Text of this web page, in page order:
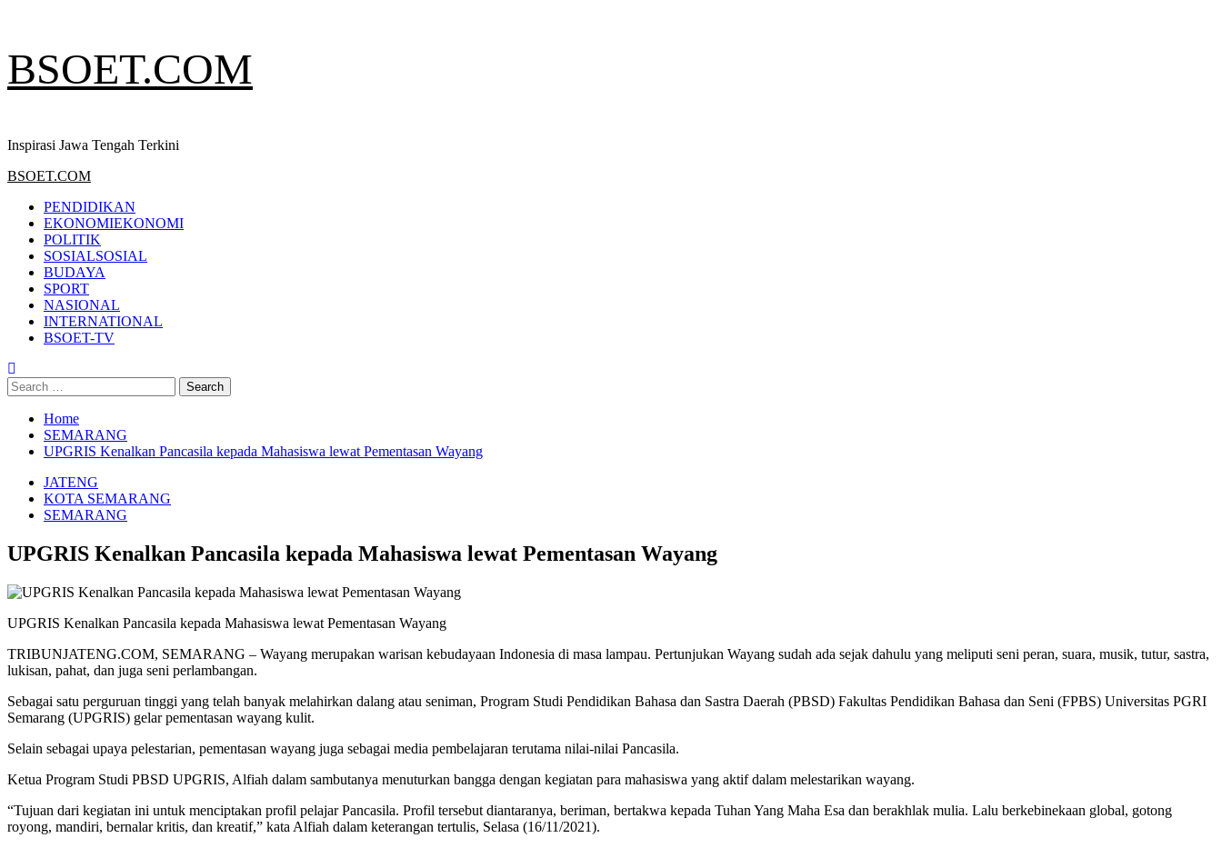
to
content
BSOET.COM
Inspirasi Jawa Tengah Terkini
Primary
BSOET.COM
PENDIDIKAN
EKONOMIEKONOMI
POLITIK
SOSIALSOSIAL
BUDAYA
SPORT
NASIONAL
INTERNATIONAL
BSOET-TV
Search
for:
Home
SEMARANG
UPGRIS Kenalkan Pancasila kepada Mahasiswa lewat Pementasan Wayang
JATENG
KOTA SEMARANG
SEMARANG
UPGRIS Kenalkan Pancasila kepada Mahasiswa lewat Pementasan Wayang
UPGRIS Kenalkan Pancasila kepada Mahasiswa lewat Pementasan Wayang
TRIBUNJATENG.COM, SEMARANG – Wayang merupakan warisan kebudayaan Indonesia di masa lampau. Pertunjukan Wayang sudah ada sejak dahulu yang meliputi seni peran, suara, musik, tutur, sastra,
lukisan, pahat, dan juga seni perlambangan.
Sebagai satu perguruan tinggi yang telah banyak melahirkan dalang atau seniman, Program Studi Pendidikan Bahasa dan Sastra Daerah (PBSD) Fakultas Pendidikan Bahasa dan Seni (FPBS) Universitas PGRI
Semarang (UPGRIS) gelar pementasan wayang kulit.
Selain sebagai upaya pelestarian, pementasan wayang juga sebagai media pembelajaran terutama nilai-nilai Pancasila.
Ketua Program Studi PBSD UPGRIS, Alfiah dalam sambutanya menuturkan bangga dengan kegiatan para mahasiswa yang aktif dalam melestarikan wayang.
“Tujuan dari kegiatan ini untuk menciptakan profil pelajar Pancasila. Profil tersebut diantaranya, beriman, bertakwa kepada Tuhan Yang Maha Esa dan berakhlak mulia. Lalu berkebinekaan global, gotong
royong, mandiri, bernalar kritis, dan kreatif,” kata Alfiah dalam keterangan tertulis, Selasa (16/11/2021).